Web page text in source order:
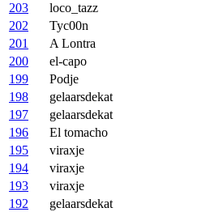
203
loco_tazz
202
Tyc00n
201
A Lontra
200
el-capo
199
Podje
198
gelaarsdekat
197
gelaarsdekat
196
El tomacho
195
viraxje
194
viraxje
193
viraxje
192
gelaarsdekat